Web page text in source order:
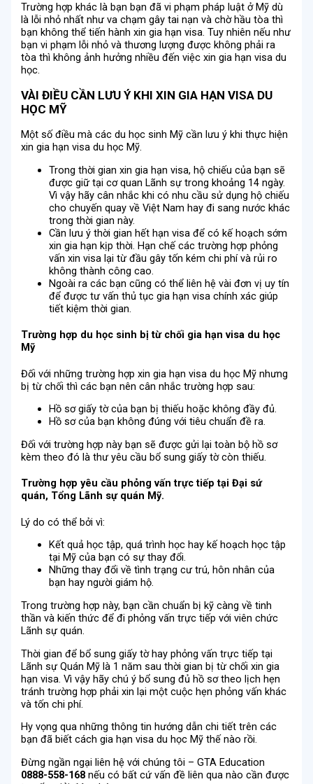
Trường hợp khác là bạn bạn đã vi phạm pháp luật ở Mỹ dù
là lỗi nhỏ nhất như va chạm gây tai nạn và chờ hầu tòa thì
bạn không thể tiến hành xin gia hạn visa. Tuy nhiên nếu như
bạn vi phạm lỗi nhỏ và thương lượng được không phải ra
tòa thì không ảnh hưởng nhiều đến việc xin gia hạn visa du
học.
VÀI ĐIỀU CẦN LƯU Ý KHI XIN GIA HẠN VISA DU
HỌC MỸ
Một số điều mà các du học sinh Mỹ cần lưu ý khi thực hiện
xin gia hạn visa du học Mỹ.
Trong thời gian xin gia hạn visa, hộ chiếu của bạn sẽ
được giữ tại cơ quan Lãnh sự trong khoảng 14 ngày.
Vì vậy hãy cân nhắc khi có nhu cầu sử dụng hộ chiếu
cho chuyến quay về Việt Nam hay đi sang nước khác
trong thời gian này.
Cần lưu ý thời gian hết hạn visa để có kế hoạch sớm
xin gia hạn kịp thời. Hạn chế các trường hợp phỏng
vấn xin visa lại từ đầu gây tốn kém chi phí và rủi ro
không thành công cao.
Ngoài ra các bạn cũng có thể liên hệ vài đơn vị uy tín
để được tư vấn thủ tục gia hạn visa chính xác giúp
tiết kiệm thời gian.
Trường hợp du học sinh bị từ chối gia hạn visa du học
Mỹ
Đối với những trường hợp xin gia hạn visa du học Mỹ nhưng
bị từ chối thì các bạn nên cân nhắc trường hợp sau:
Hồ sơ giấy tờ của bạn bị thiếu hoặc không đầy đủ.
Hồ sơ của bạn không đúng với tiêu chuẩn đề ra.
Đối với trường hợp này bạn sẽ được gửi lại toàn bộ hồ sơ
kèm theo đó là thư yêu cầu bổ sung giấy tờ còn thiếu.
Trường hợp yêu cầu phỏng vấn trực tiếp tại Đại sứ
quán, Tổng Lãnh sự quán Mỹ.
Lý do có thể bởi vì:
Kết quả học tập, quá trình học hay kế hoạch học tập
tại Mỹ của bạn có sự thay đổi.
Những thay đổi về tình trạng cư trú, hôn nhân của
bạn hay người giám hộ.
Trong trường hợp này, bạn cần chuẩn bị kỹ càng về tinh
thần và kiến thức để đi phỏng vấn trực tiếp với viên chức
Lãnh sự quán.
Thời gian để bổ sung giấy tờ hay phỏng vấn trực tiếp tại
Lãnh sự Quán Mỹ là 1 năm sau thời gian bị từ chối xin gia
hạn visa. Vì vậy hãy chú ý bổ sung đủ hồ sơ theo lịch hẹn
tránh trường hợp phải xin lại một cuộc hẹn phỏng vấn khác
và tốn chi phí.
Hy vọng qua những thông tin hướng dẫn chi tiết trên các
bạn đã biết cách gia hạn visa du học Mỹ thế nào rồi.
Đừng ngần ngại liên hệ với chúng tôi – GTA Education
0888-558-168 nếu có bất cứ vấn đề liên qua nào cần được